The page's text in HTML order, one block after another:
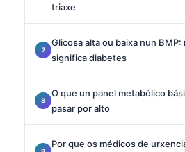
triaxe
Glicosa alta ou baixa nun
significa diabetes
O que un panel metabólico
pasar por alto
Por que os médicos de